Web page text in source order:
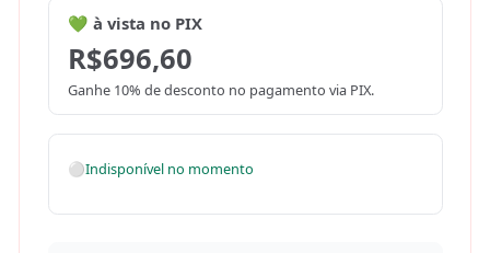
💚 à vista no PIX
R$696,60
Ganhe 10% de desconto no pagamento via PIX.
⚪Indisponível no momento